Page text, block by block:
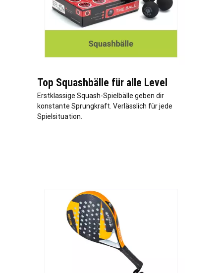
Top Squashbälle für alle Level
Erstklassige Squash-Spielbälle geben dir
konstante Sprungkraft. Verlässlich für jede
Spielsituation.